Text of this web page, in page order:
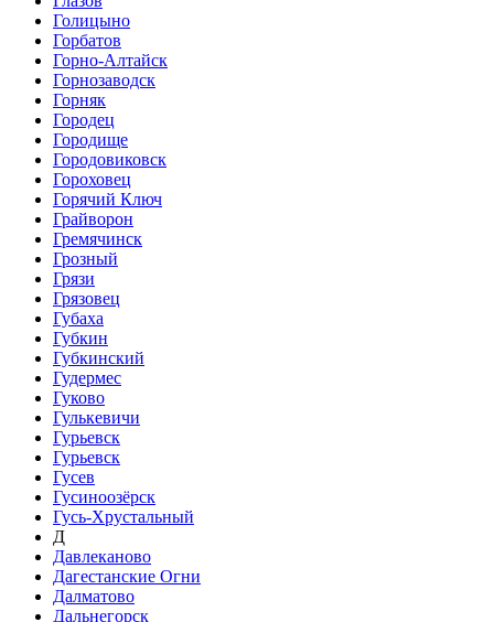
Голицыно
Горбатов
Горно-Алтайск
Горнозаводск
Горняк
Городец
Городище
Городовиковск
Гороховец
Горячий Ключ
Грайворон
Гремячинск
Грозный
Грязи
Грязовец
Губаха
Губкин
Губкинский
Гудермес
Гуково
Гулькевичи
Гурьевск
Гурьевск
Гусев
Гусиноозёрск
Гусь-Хрустальный
Д
Давлеканово
Дагестанские Огни
Далматово
Дальнегорск